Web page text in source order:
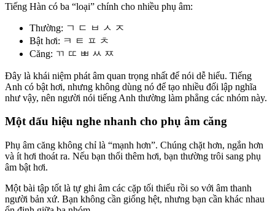
Tiếng Hàn có ba “loại” chính cho nhiều phụ âm:
Thường: ㄱ ㄷ ㅂ ㅅ ㅈ
Bật hơi: ㅋ ㅌ ㅍ ㅊ
Căng: ㄲ ㄸ ㅃ ㅆ ㅉ
Đây là khái niệm phát âm quan trọng nhất để nói dễ hiểu. Tiếng
Anh có bật hơi, nhưng không dùng nó để tạo nhiều đối lập nghĩa
như vậy, nên người nói tiếng Anh thường làm phẳng các nhóm này.
Một dấu hiệu nghe nhanh cho phụ âm căng
Phụ âm căng không chỉ là “mạnh hơn”. Chúng chặt hơn, ngắn hơn
và ít hơi thoát ra. Nếu bạn thổi thêm hơi, bạn thường trôi sang phụ
âm bật hơi.
Một bài tập tốt là tự ghi âm các cặp tối thiểu rồi so với âm thanh
người bản xứ. Bạn không cần giống hệt, nhưng bạn cần khác nhau